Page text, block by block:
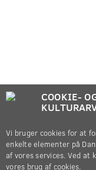
COOKIE-
Vi bruger cookies for at
enkelte elementer på
af vores services. Ved at
vores brug af cookies.